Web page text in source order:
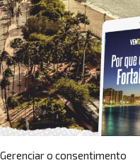
Gerenciar o consentimento